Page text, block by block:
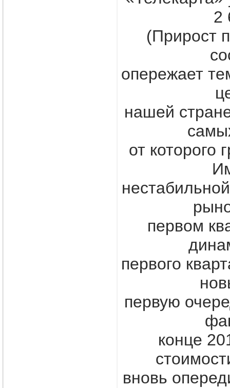
2
(Прирост
опережает
нашей
от которого
первом
первого
первую
конце
вновь